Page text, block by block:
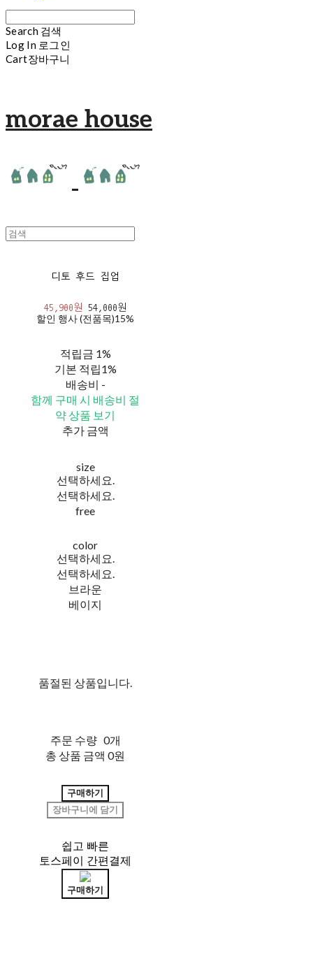
Search 검색
Log In 로그인
Cart장바구니
morae house
디토 후드 집업
45,900원 54,000원
할인 행사 (전품목)15%
적립금 1%
기본 적립1%
배송비 -
함께 구매 시 배송비 절
약 상품 보기
추가 금액
size
선택하세요.
선택하세요.
free
color
선택하세요.
선택하세요.
브라운
베이지
품절된 상품입니다.
주문 수량 0개
총 상품 금액 0원
구매하기
장바구니에 담기
쉽고 빠른
토스페이 간편결제
구매하기